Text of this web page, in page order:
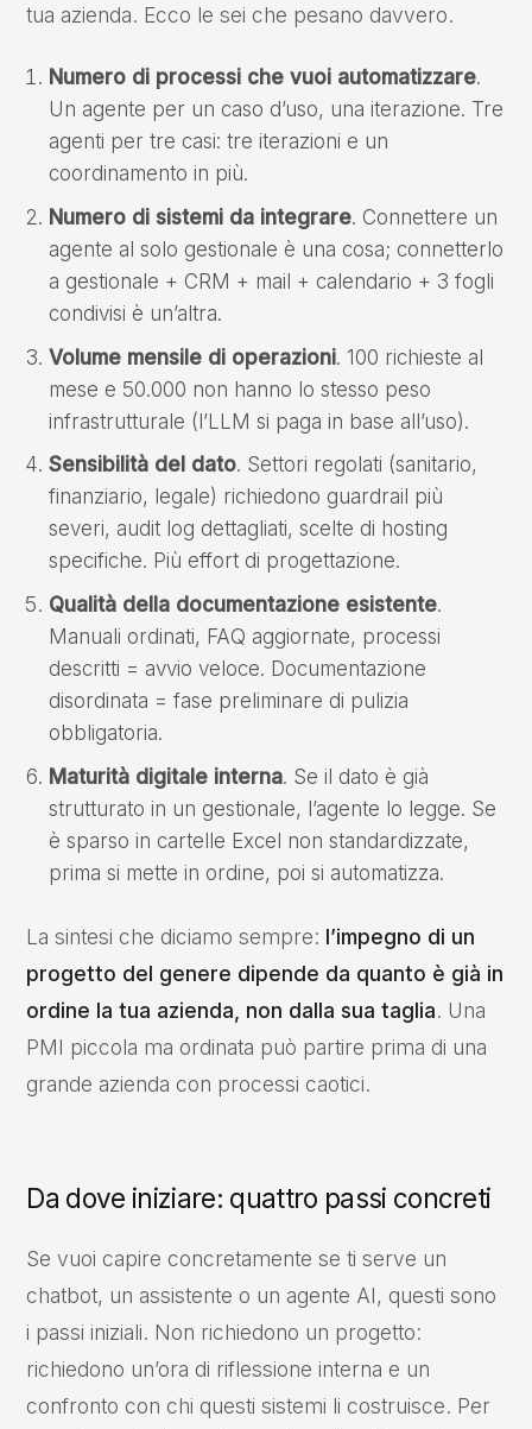
tua azienda. Ecco le sei che pesano davvero.
Numero di processi che vuoi automatizzare.
Un agente per un caso d’uso, una iterazione. Tre
agenti per tre casi: tre iterazioni e un
coordinamento in più.
Numero di sistemi da integrare. Connettere un
agente al solo gestionale è una cosa; connetterlo
a gestionale + CRM + mail + calendario + 3 fogli
condivisi è un’altra.
Volume mensile di operazioni. 100 richieste al
mese e 50.000 non hanno lo stesso peso
infrastrutturale (l’LLM si paga in base all’uso).
Sensibilità del dato. Settori regolati (sanitario,
finanziario, legale) richiedono guardrail più
severi, audit log dettagliati, scelte di hosting
specifiche. Più effort di progettazione.
Qualità della documentazione esistente.
Manuali ordinati, FAQ aggiornate, processi
descritti = avvio veloce. Documentazione
disordinata = fase preliminare di pulizia
obbligatoria.
Maturità digitale interna. Se il dato è già
strutturato in un gestionale, l’agente lo legge. Se
è sparso in cartelle Excel non standardizzate,
prima si mette in ordine, poi si automatizza.
La sintesi che diciamo sempre: l’impegno di un
progetto del genere dipende da quanto è già in
ordine la tua azienda, non dalla sua taglia. Una
PMI piccola ma ordinata può partire prima di una
grande azienda con processi caotici.
Da dove iniziare: quattro passi concreti
Se vuoi capire concretamente se ti serve un
chatbot, un assistente o un agente AI, questi sono
i passi iniziali. Non richiedono un progetto:
richiedono un’ora di riflessione interna e un
confronto con chi questi sistemi li costruisce. Per